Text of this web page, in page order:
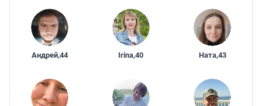
Андрей,44 Irina,40 Ната,43